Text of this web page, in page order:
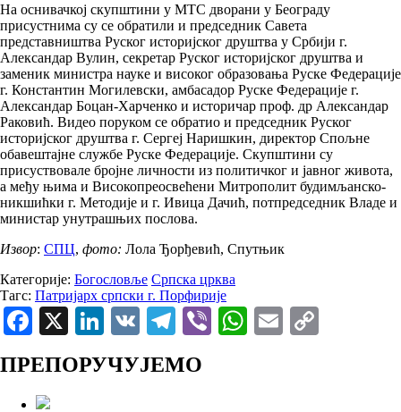
На оснивачкој скупштини у МТС дворани у Београду
присустнима су се обратили и председник Савета
представништва Руског историјског друштва у Србији г.
Александар Вулин, секретар Руског историјског друштва и
заменик министра науке и високог образовања Руске Федерације
г. Константин Могилевски, амбасадор Руске Федерације г.
Александар Боцан-Харченко и историчар проф. др Александар
Раковић. Видео поруком се обратио и председник Руског
историјског друштва г. Сергеј Наришкин, директор Спољне
обавештајне службе Руске Федерације. Скупштини су
присуствовале бројне личности из политичког и јавног живота,
а међу њима и Високопреосвећени Митрополит будимљанско-
никшићки г. Методије и г. Ивица Дачић, потпредседник Владе и
министар унутрашњих послова.
Извор: СПЦ, фото: Лола Ђорђевић, Спутњик
Категорије: Богословље Српска црква
Тагс: Патријарх српски г. Порфирије
Facebook
X LinkedIn
VK Telegram
ViberWhatsApp
Email
ПРЕПОРУЧУЈЕМО